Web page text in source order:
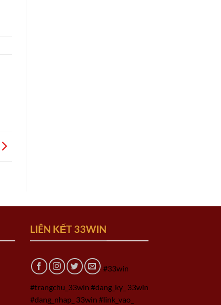
LIÊN KẾT 33WIN
#33win
#trangchu_33win #dang_ky_ 33win
#dang_nhap_ 33win #link_vao_